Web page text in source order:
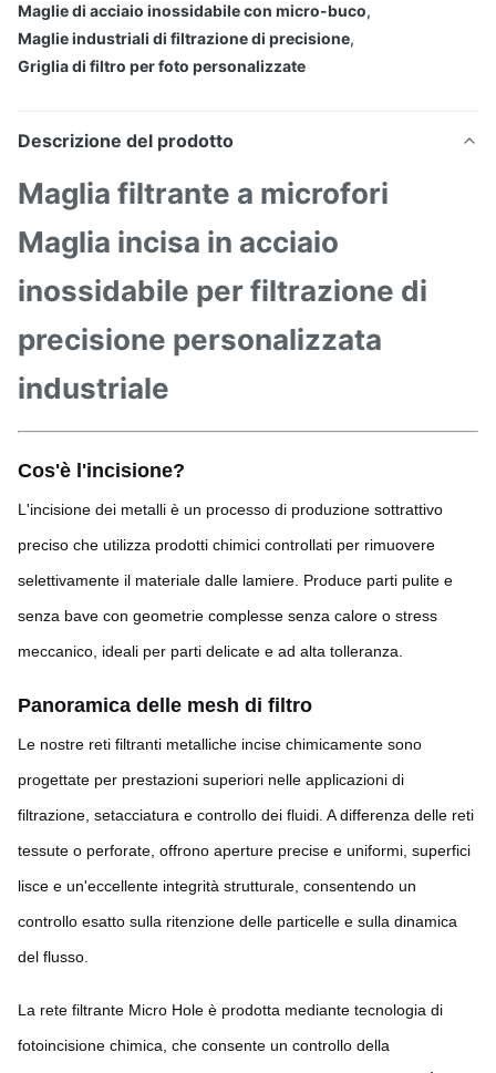
Maglie di acciaio inossidabile con micro-buco,
Maglie industriali di filtrazione di precisione,
Griglia di filtro per foto personalizzate
Descrizione del prodotto
Maglia filtrante a microfori
Maglia incisa in acciaio
inossidabile per filtrazione di
precisione personalizzata
industriale
Cos'è l'incisione?
L'incisione dei metalli è un processo di produzione sottrattivo
preciso che utilizza prodotti chimici controllati per rimuovere
selettivamente il materiale dalle lamiere. Produce parti pulite e
senza bave con geometrie complesse senza calore o stress
meccanico, ideali per parti delicate e ad alta tolleranza.
Panoramica delle mesh di filtro
Le nostre reti filtranti metalliche incise chimicamente sono
progettate per prestazioni superiori nelle applicazioni di
filtrazione, setacciatura e controllo dei fluidi. A differenza delle reti
tessute o perforate, offrono aperture precise e uniformi, superfici
lisce e un'eccellente integrità strutturale, consentendo un
controllo esatto sulla ritenzione delle particelle e sulla dinamica
del flusso.
La rete filtrante Micro Hole è prodotta mediante tecnologia di
fotoincisione chimica, che consente un controllo della